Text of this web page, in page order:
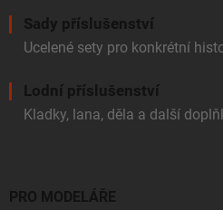
Sady příslušenství
Ucelené sety pro konkrétní
Lodní příslušenství
Kladky, lana, děla a další
PRO MODELÁŘE